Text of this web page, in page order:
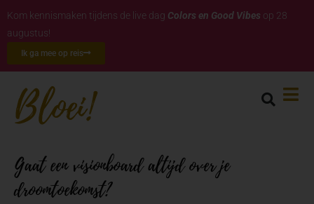
Kom kennismaken tijdens de live dag Colors en Good Vibes op 28
augustus!
Ik ga mee op reis
Gaat een visionboard altijd over je
droomtoekomst?